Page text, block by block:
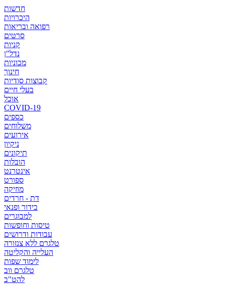
חדשות
היכרויות
רפואה ובריאות
סרטים
קניות
נדל"ן
מכוניות
חינוך
קבוצות סודיות
בעלי חיים
אוכל
COVID-19
כספים
משלוחים
אירועים
ניקיון
תיקונים
הובלות
אינטרנט
ספורט
מוזיקה
דת - חרדים
בידור ופנאי
למבוגרים
טיסות וחופשות
עבודות ודרושים
טלגרם ללא צנזורה
העלייה והקליטה
לימוד שפות
טלגרם ווב
להט"ב